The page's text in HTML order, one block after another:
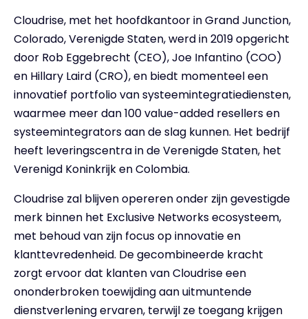
Cloudrise, met het hoofdkantoor in Grand Junction,
Colorado, Verenigde Staten, werd in 2019 opgericht
door Rob Eggebrecht (CEO), Joe Infantino (COO)
en Hillary Laird (CRO), en biedt momenteel een
innovatief portfolio van systeemintegratiediensten,
waarmee meer dan 100 value-added resellers en
systeemintegrators aan de slag kunnen. Het bedrijf
heeft leveringscentra in de Verenigde Staten, het
Verenigd Koninkrijk en Colombia.
Cloudrise zal blijven opereren onder zijn gevestigde
merk binnen het Exclusive Networks ecosysteem,
met behoud van zijn focus op innovatie en
klanttevredenheid. De gecombineerde kracht
zorgt ervoor dat klanten van Cloudrise een
ononderbroken toewijding aan uitmuntende
dienstverlening ervaren, terwijl ze toegang krijgen